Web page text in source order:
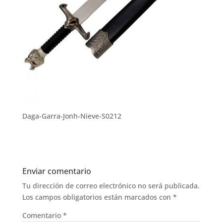
Daga-Garra-Jonh-Nieve-S0212
Enviar comentario
Tu dirección de correo electrónico no será publicada.
Los campos obligatorios están marcados con *
Comentario *